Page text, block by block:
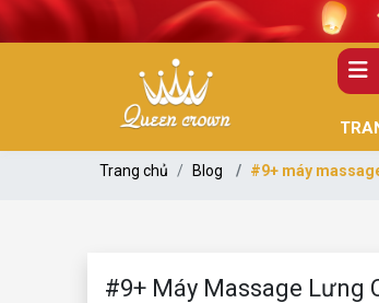
Trang chủ Blog #9+ máy
#9+ Máy Massage Lưng